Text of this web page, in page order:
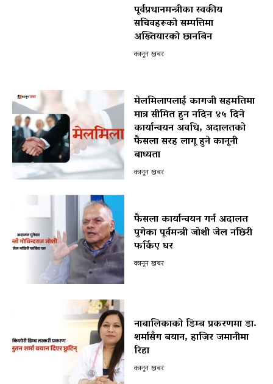
पूर्वप्रधानमन्त्रीका स्वकीय
सचिवहरूको सम्पत्तिमा
अख्तियारको छानबिन
कानून खबर
मेलमिलापलाई कागजी सहमतिमा
मात्र सीमित हुन नदिन ४५ दिने
कार्यान्वयन अवधि, अदालतको
फैसला सरह लागू हुने कानूनी
बाध्यता
कानून खबर
फैसला कार्यान्वयन गर्न अदालत
पुगेका पूर्वमन्त्री जोशी जेल नछिरी
फर्किए घर
कानून खबर
नाबालिकाको डिम्ब प्रकरणमा डा.
शर्मासँग बयान, हाजिर जमानीमा
रिहा
कानून खबर